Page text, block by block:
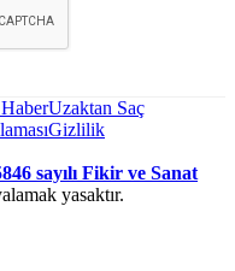
Uzaktan Saç
Gizlilik
sayılı Fikir ve Sanat
yasaktır.